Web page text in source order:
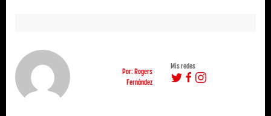
Por: Rogers
Fernández
Mis redes